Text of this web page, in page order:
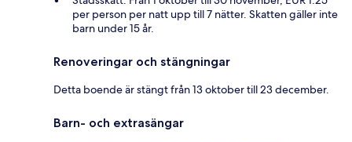
per person per natt upp till 7 nätter. Skatten gäller inte
barn under 15 år.
Renoveringar och stängningar
Detta boende är stängt från 13 oktober till 23 december.
Barn- och extrasängar